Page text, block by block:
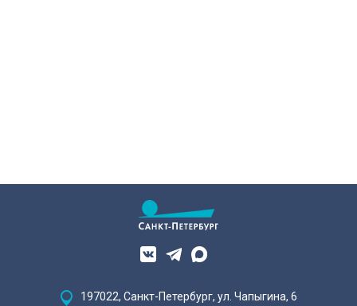
197022, Санкт-Петербург, ул. Чапыгина, 6